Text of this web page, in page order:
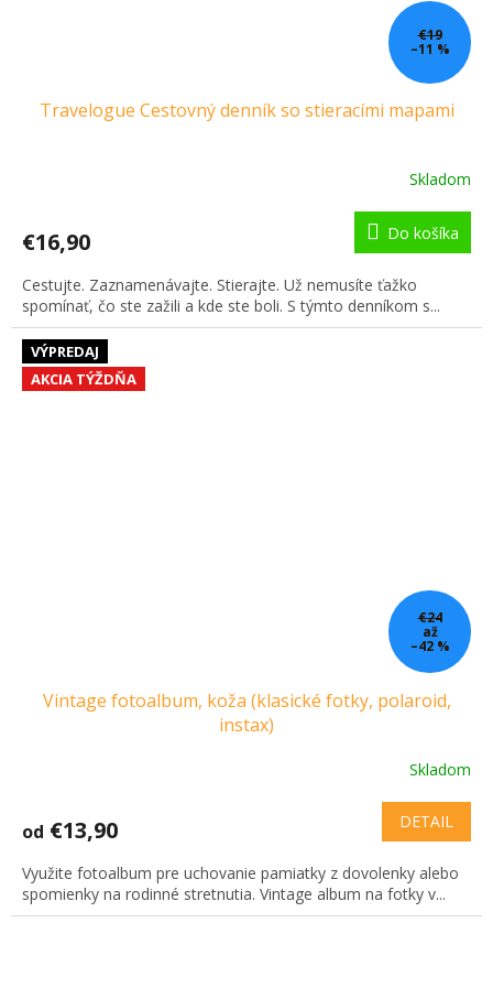
€19
–11 %
Travelogue Cestovný denník so stieracími mapami
Skladom
€16,90 Do košíka
Cestujte. Zaznamenávajte. Stierajte. Už nemusíte ťažko
spomínať, čo ste zažili a kde ste boli. S týmto denníkom s...
VÝPREDAJ
AKCIA TÝŽDŇA
€24
až
–42 %
Vintage fotoalbum, koža (klasické fotky, polaroid,
instax)
je
z
5
hviezdičiek.
Skladom
od €13,90 DETAIL
Využite fotoalbum pre uchovanie pamiatky z dovolenky alebo
spomienky na rodinné stretnutia. Vintage album na fotky v...